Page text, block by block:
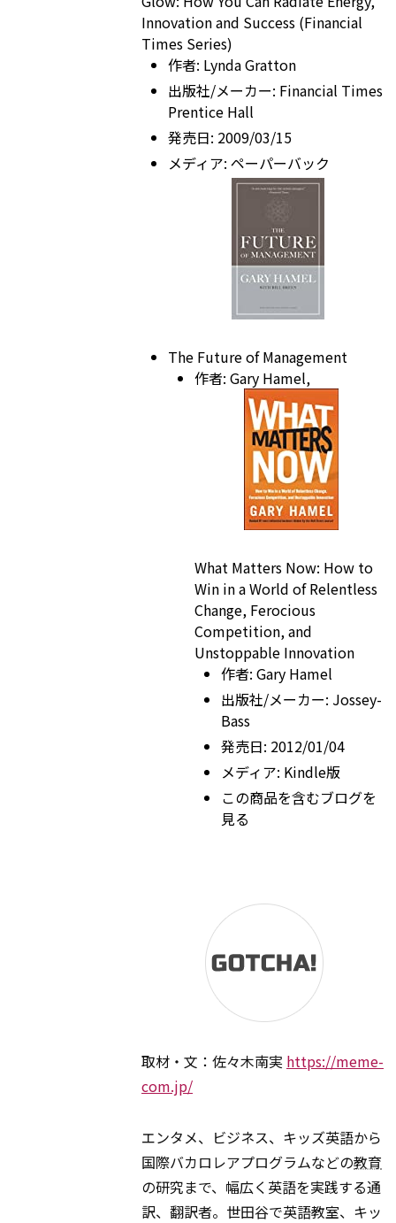
Innovationand Success (Financial
Times Series)
作者: Lynda Gratton
出版社/メーカー: Financial Times
Prentice Hall
発売日: 2009/03/15
メディア: ペーパーバック
The Future of Management
作者: Gary Hamel,
What Matters Now: How to
Win in a World of Relentless
Change, Ferocious
Competition, and
Unstoppable Innovation
作者: Gary Hamel
出版社/メーカー: Jossey-
Bass
発売日: 2012/01/04
メディア: Kindle版
この商品を含むブログを
見る
取材・文：佐々木南実 https://meme-
com.jp/
エンタメ、ビジネス、キッズ英語から
国際バカロレアプログラムなどの教育
の研究まで、幅広く英語を実践する通
訳、翻訳者。世田谷で英語教室、キッ